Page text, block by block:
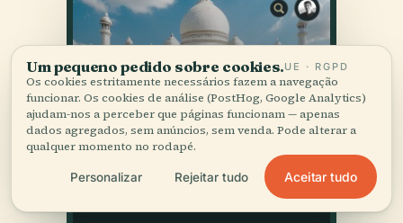
Um pequeno pedido sobre cookies.UE · RGPD
Os cookies estritamente necessários fazem a navegação
funcionar. Os cookies de análise (PostHog, Google Analytics)
ajudam-nos a perceber que páginas funcionam — apenas
dados agregados, sem anúncios, sem venda. Pode alterar a
qualquer momento no rodapé.
Personalizar Rejeitar tudo Aceitar tudo